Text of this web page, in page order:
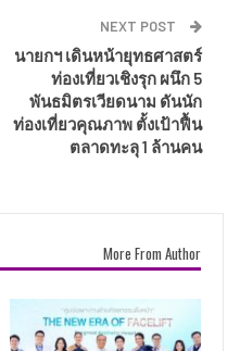
NEXT POST
นายกฯ เดินหน้ายุทธศาสตร์
ท่องเที่ยวเชิงรุก ผนึก 5
พันธมิตรเวียดนาม ดันนัก
ท่องเที่ยวคุณภาพ ตั้งเป้าฟื้น
ตลาดทะลุ 1 ล้านคน
More From Author